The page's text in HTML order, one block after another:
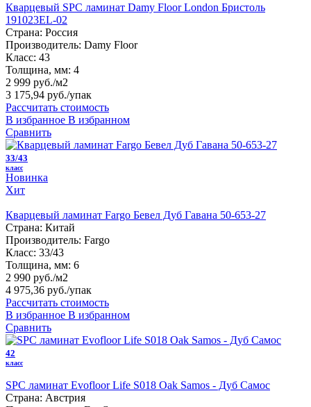
Кварцевый SPC ламинат Damy Floor London Бристоль
191023EL-02
Страна: Россия
Производитель: Damy Floor
Класс: 43
Толщина, мм: 4
2 999 руб./м2
3 175,94 руб./упак
Рассчитать стоимость
В избранное В избранном
Сравнить
33/43
класс
Новинка
Хит
Кварцевый ламинат Fargo Бевел Дуб Гавана 50-653-27
Страна: Китай
Производитель: Fargo
Класс: 33/43
Толщина, мм: 6
2 990 руб./м2
4 975,36 руб./упак
Рассчитать стоимость
В избранное В избранном
Сравнить
42
класс
SPC ламинат Evofloor Life S018 Oak Samos - Дуб Самос
Страна: Австрия